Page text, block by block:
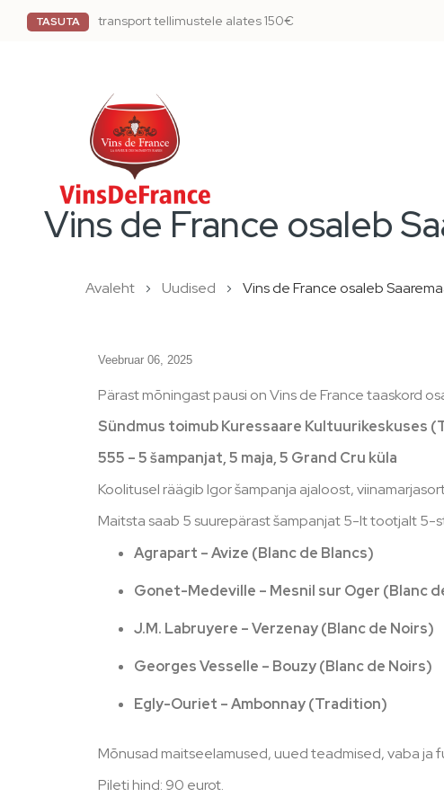
TASUTA transport tellimustele alates 150€
Vins de France osaleb
Avaleht Uudised Vins de France osaleb
Veebruar 06, 2025
Pärast mõningast pausi on Vins de France taaskord
Sündmus toimub Kuressaare Kultuurikeskuses
555 – 5 šampanjat, 5 maja, 5 Grand Cru küla
Koolitusel räägib Igor šampanja ajaloost,
Maitsta saab 5 suurepärast šampanjat 5-lt tootjalt 5-
Agrapart – Avize (Blanc de Blancs)
Gonet-Medeville – Mesnil sur Oger (Blanc
J.M. Labruyere – Verzenay (Blanc de Noirs)
Georges Vesselle – Bouzy (Blanc de Noirs)
Egly-Ouriet – Ambonnay (Tradition)
Mõnusad maitseelamused, uued teadmised, vaba ja
Pileti hind: 90 eurot.